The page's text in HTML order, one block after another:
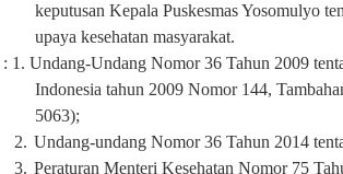
keputusan Kepala Puskesmas Yosomulyo
upaya kesehatan masyarakat.
: 1. Undang-Undang Nomor 36 Tahun 2009
Indonesia tahun 2009 Nomor 144,
5063);
2. Undang-undang Nomor 36Tahun 2014 t
3. Peraturan Menteri Kesehatan Nomor 75